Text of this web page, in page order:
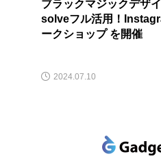
ブラックマジックデザ
solveフル活用！
ークショップ を開催
2024.07.10